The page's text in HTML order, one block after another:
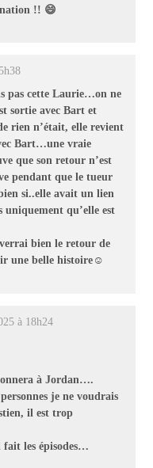
!! 😄
pas cette Laurie…on ne
sortie avec Bart et
rien n’était, elle revient
Bart…une vraie
que son retour n’est
pendant que le tueur
si..elle avait un lien
uniquement qu’elle est
bien le retour de
une belle histoire☺️
à 18h24
à Jordan….
je ne voudrais
il est trop
fait les épisodes…